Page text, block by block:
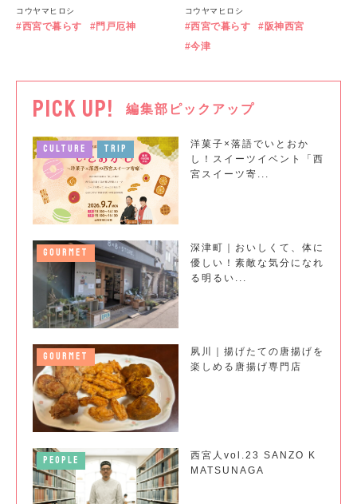
コウヤマヒロシ
西宮で暮らす 門戸厄神
コウヤマヒロシ
西宮で暮らす
阪神西宮
今津
PICK UP! 編集部ピックアップ
CULTURE TRIP
洋菓子×落語でいとおか
し！スイーツイベント「西
宮スイーツ寄...
GOURMET
深津町｜おいしくて、体に
優しい！素敵な気分になれ
る明るい...
GOURMET
夙川｜揚げたての唐揚げを
楽しめる唐揚げ専門店
PEOPLE
西宮人vol.23 SANZO K
MATSUNAGA